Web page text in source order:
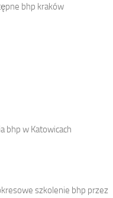
bhp kraków
bhp w Katowicach
szkolenie bhp przez